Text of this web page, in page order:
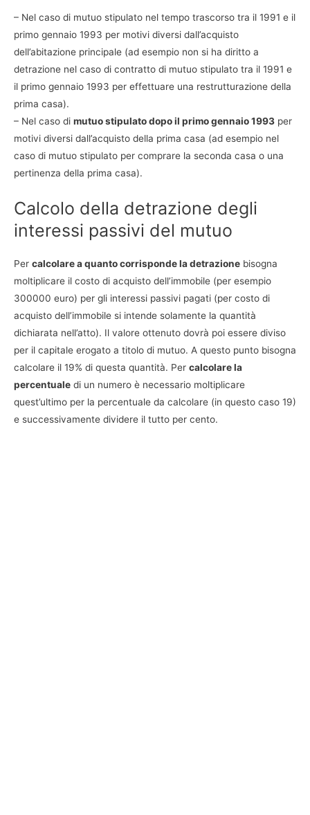
– Nel caso di mutuo stipulato nel tempo trascorso tra il 1991 e il
primo gennaio 1993 per motivi diversi dall’acquisto
dell’abitazione principale (ad esempio non si ha diritto a
detrazione nel caso di contratto di mutuo stipulato tra il 1991 e
il primo gennaio 1993 per effettuare una restrutturazione della
prima casa).
– Nel caso di mutuo stipulato dopo il primo gennaio 1993 per
motivi diversi dall’acquisto della prima casa (ad esempio nel
caso di mutuo stipulato per comprare la seconda casa o una
pertinenza della prima casa).
Calcolo della detrazione degli
interessi passivi del mutuo
Per calcolare a quanto corrisponde la detrazione bisogna
moltiplicare il costo di acquisto dell’immobile (per esempio
300000 euro) per gli interessi passivi pagati (per costo di
acquisto dell’immobile si intende solamente la quantità
dichiarata nell’atto). Il valore ottenuto dovrà poi essere diviso
per il capitale erogato a titolo di mutuo. A questo punto bisogna
calcolare il 19% di questa quantità. Per calcolare la
percentuale di un numero è necessario moltiplicare
quest’ultimo per la percentuale da calcolare (in questo caso 19)
e successivamente dividere il tutto per cento.